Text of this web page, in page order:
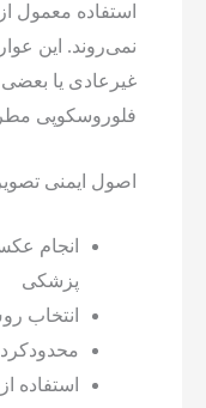
استفاده معمول
نمی‌روند. این
غیرعادی یا بعضی
فلوروسکوپی
اصول ایمنی
انجام
پزشکی
انتخاب
استفاده